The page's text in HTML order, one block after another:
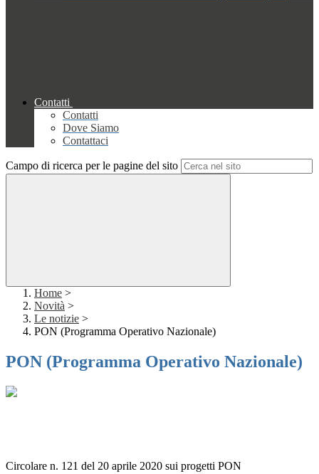
Contatti
Contatti
Dove Siamo
Contattaci
Campo di ricerca per le pagine del sito
Home >
Novità >
Le notizie >
PON (Programma Operativo Nazionale)
PON (Programma Operativo Nazionale)
Circolare n. 121 del 20 aprile 2020 sui progetti PON